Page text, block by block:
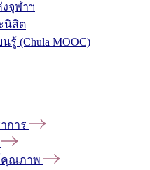
จุฬาฯ
นิสิต
รู้ (Chula MOOC)
การ
คุณภาพ